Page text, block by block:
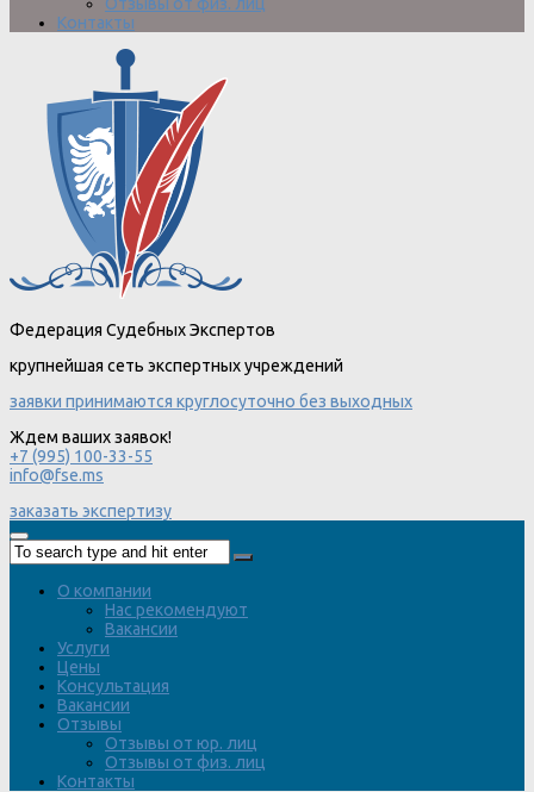
Отзывы от физ. лиц
Контакты
Федерация Судебных Экспертов
крупнейшая сеть экспертных учреждений
заявки принимаются круглосуточно без выходных
Ждем ваших заявок!
+7 (995) 100-33-55
info@fse.ms
заказать экспертизу
О компании
Нас рекомендуют
Вакансии
Услуги
Цены
Консультация
Вакансии
Отзывы
Отзывы от юр. лиц
Отзывы от физ. лиц
Контакты